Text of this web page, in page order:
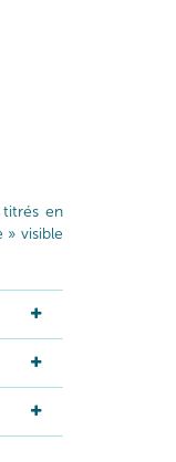
titrés en
visible